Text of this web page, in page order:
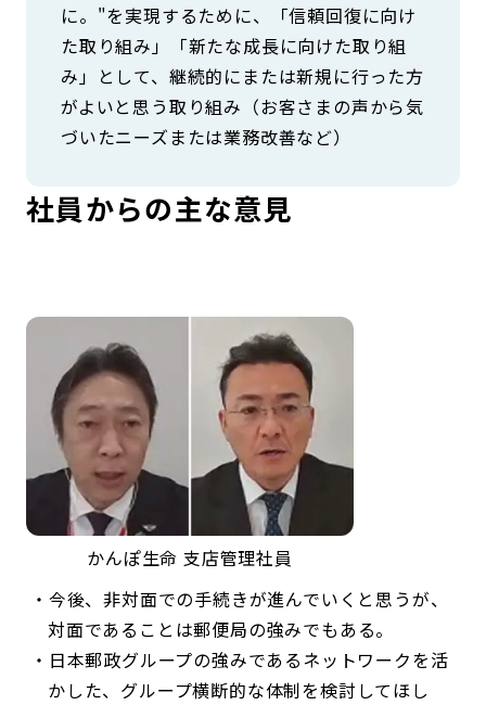
に。"を実現するために、「信頼回復に向け
た取り組み」「新たな成長に向けた取り組
み」として、継続的にまたは新規に行った方
がよいと思う取り組み（お客さまの声から気
づいたニーズまたは業務改善など）
社員からの主な意見
かんぽ生命 支店管理社員
今後、非対面での手続きが進んでいくと思うが、
対面であることは郵便局の強みでもある。
日本郵政グループの強みであるネットワークを活
かした、グループ横断的な体制を検討してほし